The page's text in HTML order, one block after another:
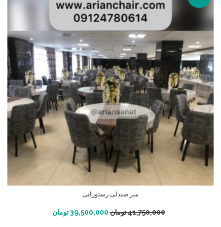
میز صندلی رستورانی
41,750,000تومان 39,500,000 تومان افزودن به سبد خرید